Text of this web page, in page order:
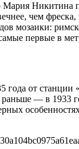
Никитина
чем фреска,
мозаики:
первые в
года от
— в 1933